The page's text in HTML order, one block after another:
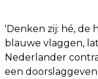
'Denken zij: hé, de
blauwe vlaggen,
Nederlander
een